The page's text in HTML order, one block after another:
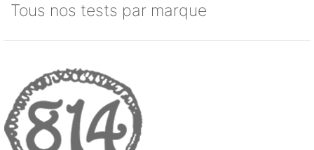
Tous nos tests par marque